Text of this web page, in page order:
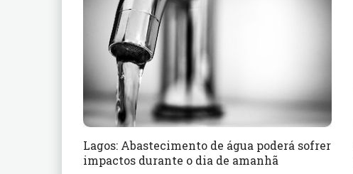
Lagos: Abastecimento de água poderá sofrer
impactos durante o dia de amanhã